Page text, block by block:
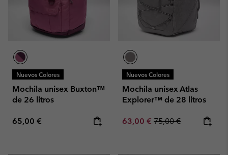
Nuevos Colores
Mochila unisex Buxton™
de 26 litros
Regular price:
65,00 €
Nuevos Colores
Mochila unisex Atlas
Explorer™ de 28 litros
Sale price:
63,00 € Regular price:
75,00 €